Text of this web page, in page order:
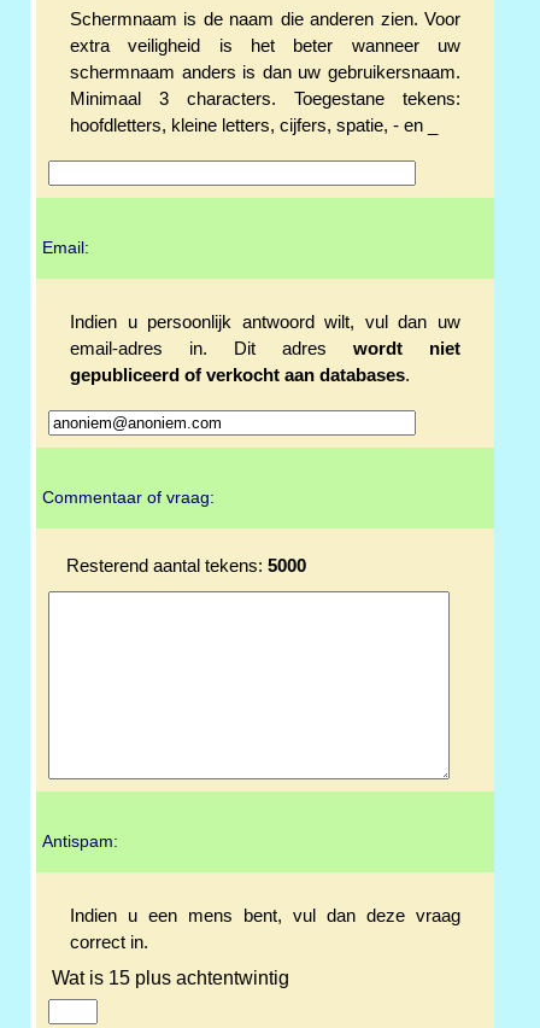
Schermnaam is de naam die anderen zien. Voor
extra veiligheid is het beter wanneer uw
schermnaam anders is dan uw gebruikersnaam.
Minimaal 3 characters. Toegestane tekens:
hoofdletters, kleine letters, cijfers, spatie, - en _
Email:
Indien u persoonlijk antwoord wilt, vul dan uw
email-adres in. Dit adres wordt niet
gepubliceerd of verkocht aan databases.
Commentaar of vraag:
Resterend aantal tekens: 5000
Antispam:
Indien u een mens bent, vul dan deze vraag
correct in.
Wat is 15 plus achtentwintig